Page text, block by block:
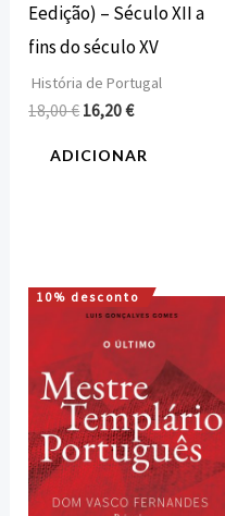
Eedição) – Século XII a
fins do século XV
História de Portugal
18,00€ 16,20€
ADICIONAR
10% desconto
O
original
era:
12,00 €.
O
atual
10,80 €.